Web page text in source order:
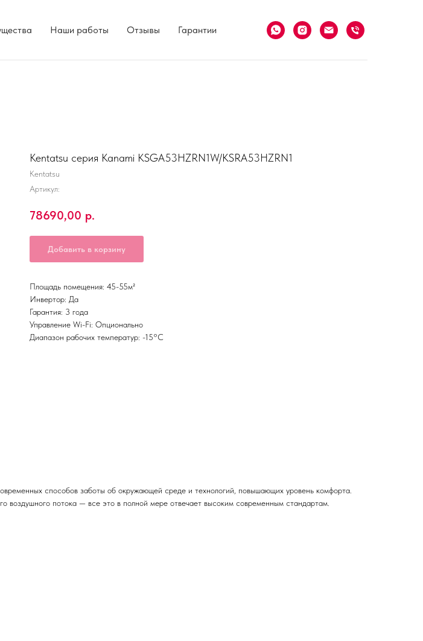
Наши работы Отзывы Гарантии
Kentatsu серия Kanami KSGA53HZRN1W/KSRA53HZRN1
Kentatsu
Артикул:
78690,00 р.
Добавить в корзину
Площадь помещения: 45-55м²
Инвертор: Да
Гарантия: 3 года
Управление Wi-Fi: Опционально
Диапазон рабочих температур: -15°С
способов заботы об окружающей среде и технологий, повышающих уровень комфорта.
воздушного потока — все это в полной мере отвечает высоким современным стандартам.